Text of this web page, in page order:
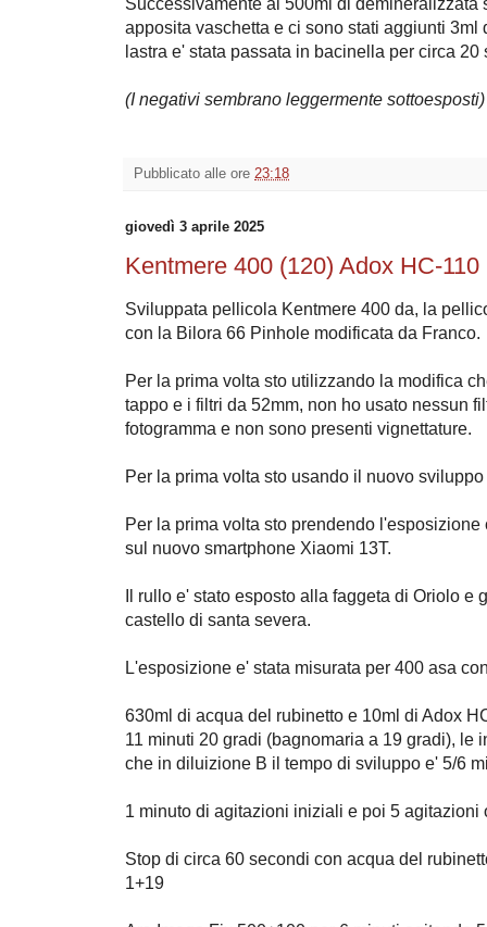
apposita vaschetta e ci sono stati aggiunti 3ml
lastra e' stata passata in bacinella per circa
(I negativi sembrano leggermente sottoesposti)
Pubblicato alle ore 23:18
giovedì 3 aprile 2025
Kentmere 400 (120) Adox HC-110
Sviluppata pellicola Kentmere 400 da, la
con la Bilora 66 Pinhole modificata da Franco.
Per la prima volta sto utilizzando la modifica
tappo e i filtri da 52mm, non ho usato nessun
fotogramma e non sono presenti vignettature.
Per la prima volta sto usando il nuovo
Per la prima volta sto prendendo
sul nuovo smartphone Xiaomi 13T.
Il rullo e' stato esposto alla faggeta di Oriolo e
castello di santa severa.
L'esposizione e' stata misurata per 400 asa
630ml di acqua del rubinetto e 10ml di Adox
11 minuti 20 gradi (bagnomaria a 19 gradi), le
che in diluizione B il tempo di sviluppo e' 5/6
1 minuto di agitazioni iniziali e poi 5 agitazioni
Stop di circa 60 secondi con acqua del
1+19